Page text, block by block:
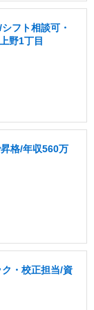
フト相談可・
野1丁目
格/年収560万
・校正担当/資